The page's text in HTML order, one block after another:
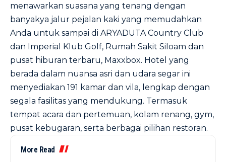
menawarkan suasana yang tenang dengan
banyakya jalur pejalan kaki yang memudahkan
Anda untuk sampai di ARYADUTA Country Club
dan Imperial Klub Golf, Rumah Sakit Siloam dan
pusat hiburan terbaru, Maxxbox. Hotel yang
berada dalam nuansa asri dan udara segar ini
menyediakan 191 kamar dan vila, lengkap dengan
segala fasilitas yang mendukung. Termasuk
tempat acara dan pertemuan, kolam renang, gym,
pusat kebugaran, serta berbagai pilihan restoran.
More Read